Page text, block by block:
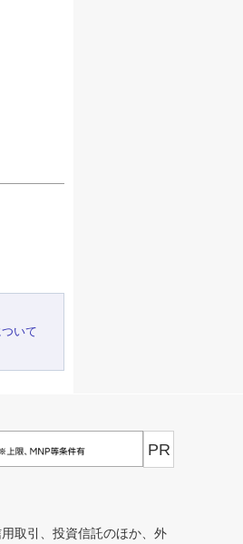
いて
PR
取引、投資信託のほか、外